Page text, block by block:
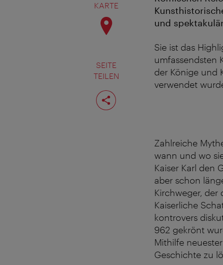
KARTE
SEITE
TEILEN
Seite
teilen
und
Sie ist das
umfassendsten
der Könige und
verwendet
Zahlreiche
wann und wo
Kaiser Karl den
aber schon
Kirchweger, der
Kaiserliche
kontrovers
962 gekrönt
Mithilfe
Geschichte zu